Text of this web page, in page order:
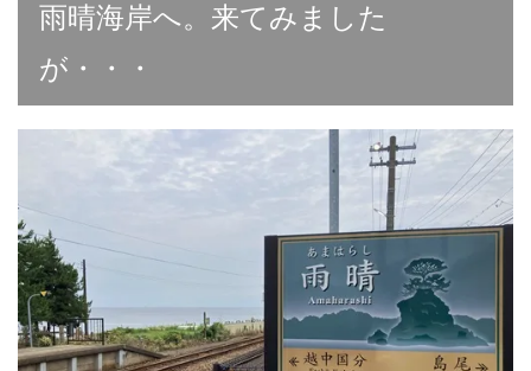
雨晴海岸へ。来てみました
が・・・